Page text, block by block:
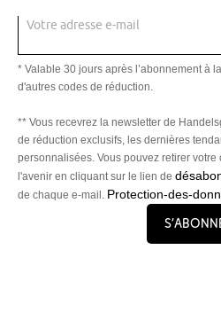
Votre adresse e-mail
* Valable 30 jours après l’abonnement à
d'autres codes de réduction.
** Vous recevrez la newsletter de
de réduction exclusifs, les dernières
personnalisées. Vous pouvez retirer
l'avenir en cliquant sur le lien de
de chaque e-mail. Protection-des-